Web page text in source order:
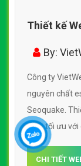
Thiết kế
chất -
By:
Công ty
nguyên chất
Seoquake.
chất tối ưu với
website chuẩn
lướt website
CHI TIẾT